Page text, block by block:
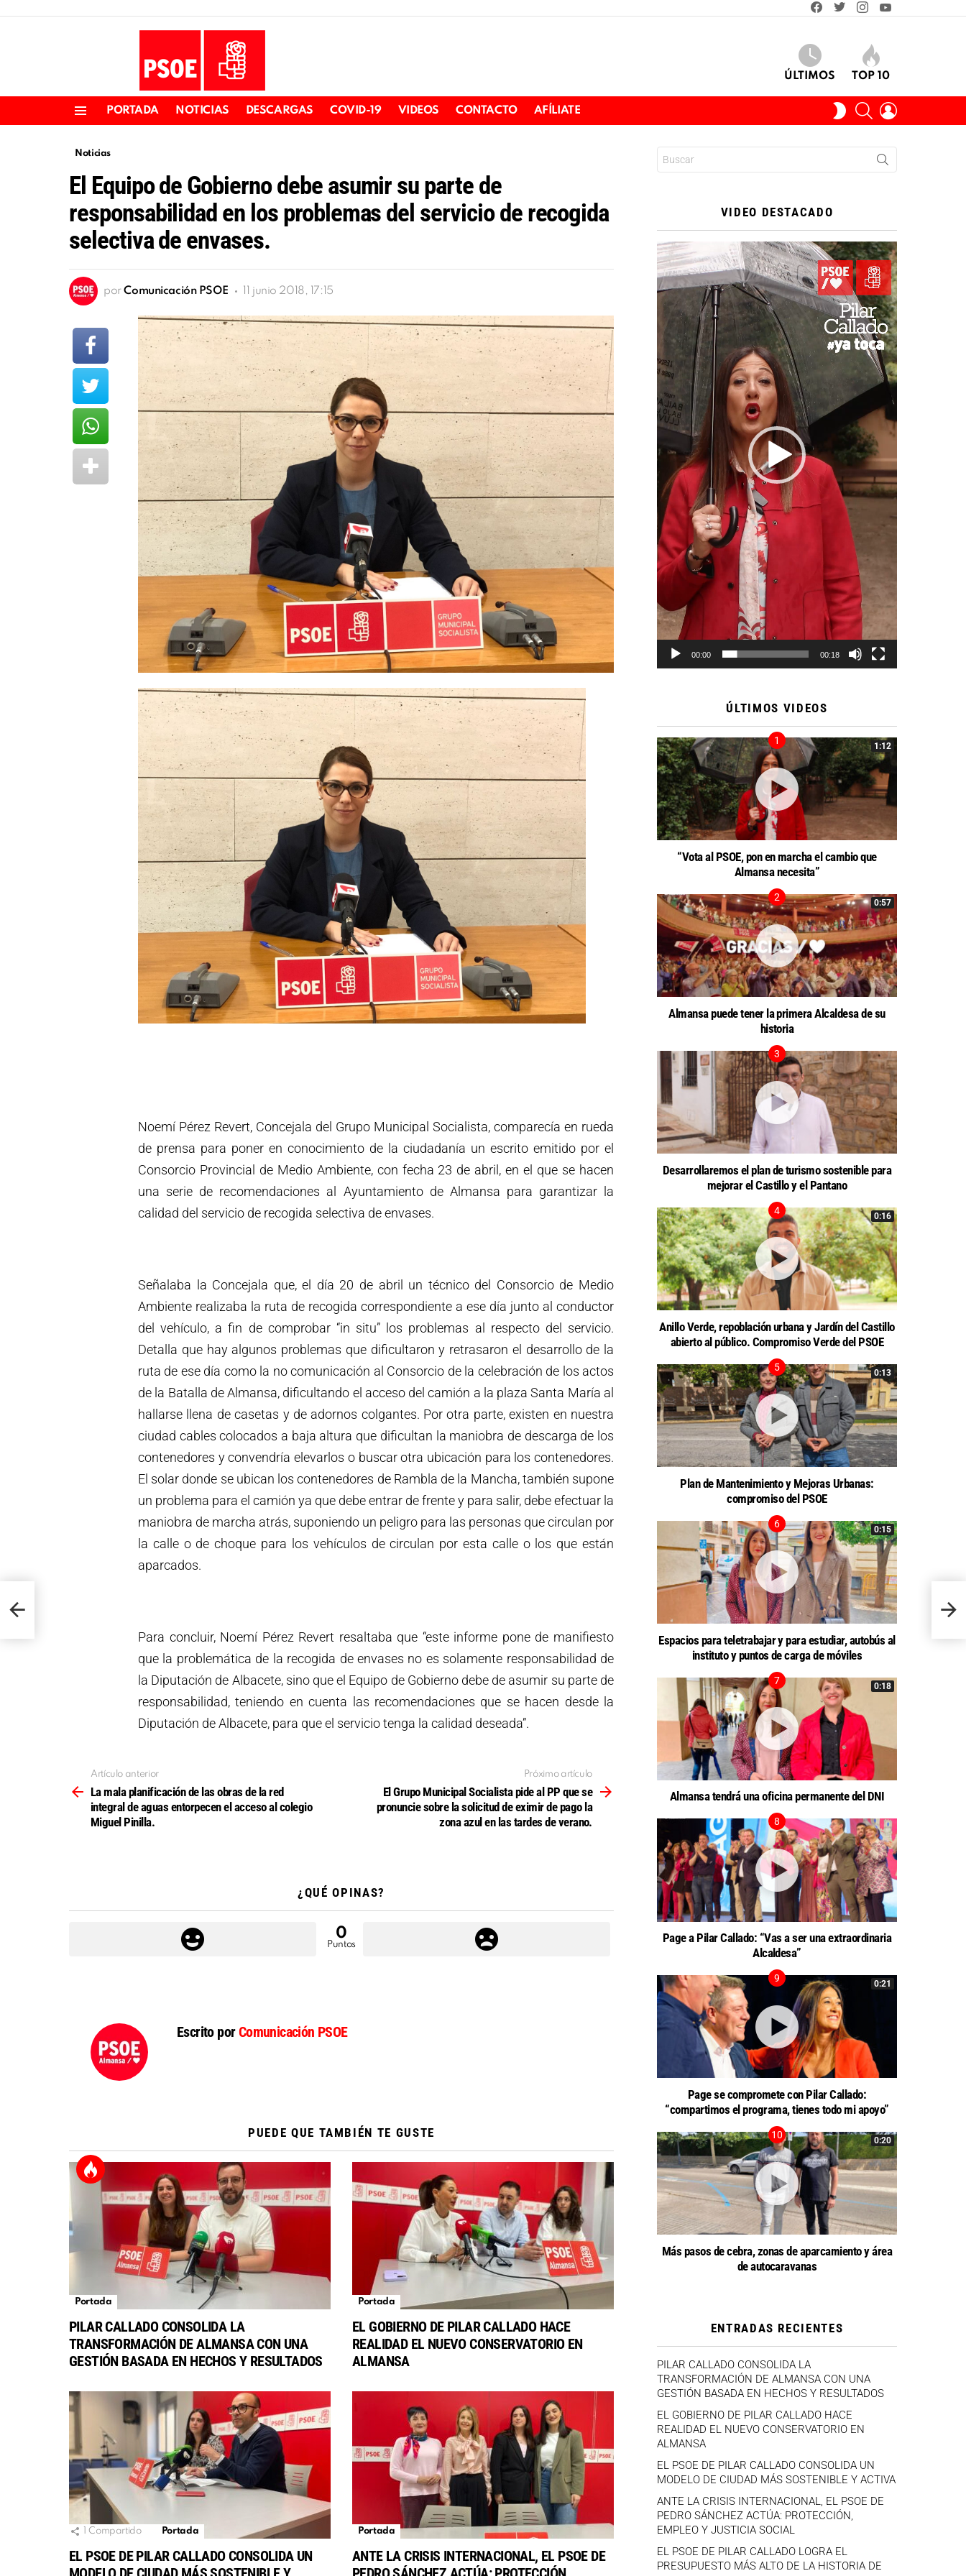
ÚLTIMOS TOP 10
PORTADA NOTICIAS DESCARGAS COVID-19 VIDEOS CONTACTO AFÍLIATE
SWITCH
SKIN
BUSCAR
Noticias
El Equipo de Gobierno debe asumir su parte de
responsabilidad en los problemas del servicio de recogida
selectiva de envases.
por Comunicación PSOE 11 junio 2018, 17:15
Noemí Pérez Revert, Concejala del Grupo Municipal Socialista, comparecía en rueda
de prensa para poner en conocimiento de la ciudadanía un escrito emitido por el
Consorcio Provincial de Medio Ambiente, con fecha 23 de abril, en el que se hacen
una serie de recomendaciones al Ayuntamiento de Almansa para garantizar la
calidad del servicio de recogida selectiva de envases.
Señalaba la Concejala que, el día 20 de abril un técnico del Consorcio de Medio
Ambiente realizaba la ruta de recogida correspondiente a ese día junto al conductor
del vehículo, a fin de comprobar “in situ” los problemas al respecto del servicio.
Detalla que hay algunos problemas que dificultaron y retrasaron el desarrollo de la
ruta de ese día como la no comunicación al Consorcio de la celebración de los actos
de la Batalla de Almansa, dificultando el acceso del camión a la plaza Santa María al
hallarse llena de casetas y de adornos colgantes. Por otra parte, existen en nuestra
ciudad cables colocados a baja altura que dificultan la maniobra de descarga de los
contenedores y convendría elevarlos o buscar otra ubicación para los contenedores.
El solar donde se ubican los contenedores de Rambla de la Mancha, también supone
un problema para el camión ya que debe entrar de frente y para salir, debe efectuar la
maniobra de marcha atrás, suponiendo un peligro para las personas que circulan por
la calle o de choque para los vehículos de circulan por esta calle o los que están
aparcados.
Para concluir, Noemí Pérez Revert resaltaba que “este informe pone de manifiesto
que la problemática de la recogida de envases no es solamente responsabilidad de
la Diputación de Albacete, sino que el Equipo de Gobierno debe de asumir su parte de
responsabilidad, teniendo en cuenta las recomendaciones que se hacen desde la
Diputación de Albacete, para que el servicio tenga la calidad deseada”.
más
Artículo anterior
La mala planificación de las obras de la red
integral de aguas entorpecen el acceso al colegio
Miguel Pinilla.
Próximo artículo
El Grupo Municipal Socialista pide al PP que se
pronuncie sobre la solicitud de eximir de pago la
zona azul en las tardes de verano.
¿QUÉ OPINAS?
0
Puntos
Escrito porComunicación PSOE
PUEDE QUE TAMBIÉN TE GUSTE
Portada
PILAR CALLADO CONSOLIDA LA
TRANSFORMACIÓN DE ALMANSA CON UNA
GESTIÓN BASADA EN HECHOS Y RESULTADOS
Portada
EL GOBIERNO DE PILAR CALLADO HACE
REALIDAD EL NUEVO CONSERVATORIO EN
ALMANSA
Compartido Portada
EL PSOE DE PILAR CALLADO CONSOLIDA UN
Portada
ANTE LA CRISIS INTERNACIONAL, EL PSOE DE
VIDEO DESTACADO
Reproductor
de
vídeo
00:00 00:18
ÚLTIMOS VIDEOS
1:12
“Vota al PSOE, pon en marcha el cambio que
Almansa necesita”
0:57
Almansa puede tener la primera Alcaldesa de su
historia
Desarrollaremos el plan de turismo sostenible para
mejorar el Castillo y el Pantano
0:16
Anillo Verde, repoblación urbana y Jardín del Castillo
abierto al público. Compromiso Verde del PSOE
0:13
Plan de Mantenimiento y Mejoras Urbanas:
compromiso del PSOE
0:15
Espacios para teletrabajar y para estudiar, autobús al
instituto y puntos de carga de móviles
0:18
Almansa tendrá una oficina permanente del DNI
Page a Pilar Callado: “Vas a ser una extraordinaria
Alcaldesa”
0:21
Page se compromete con Pilar Callado:
“compartimos el programa, tienes todo mi apoyo”
0:20
Más pasos de cebra, zonas de aparcamiento y área
de autocaravanas
ENTRADAS RECIENTES
PILAR CALLADO CONSOLIDA LA
TRANSFORMACIÓN DE ALMANSA CON UNA
GESTIÓN BASADA EN HECHOS Y RESULTADOS
EL GOBIERNO DE PILAR CALLADO HACE
REALIDAD EL NUEVO CONSERVATORIO EN
ALMANSA
EL PSOE DE PILAR CALLADO CONSOLIDA UN
MODELO DE CIUDAD MÁS SOSTENIBLE Y ACTIVA
ANTE LA CRISIS INTERNACIONAL, EL PSOE DE
PEDRO SÁNCHEZ ACTÚA: PROTECCIÓN,
EMPLEO Y JUSTICIA SOCIAL
EL PSOE DE PILAR CALLADO LOGRA EL
PRESUPUESTO MÁS ALTO DE LA HISTORIA DE